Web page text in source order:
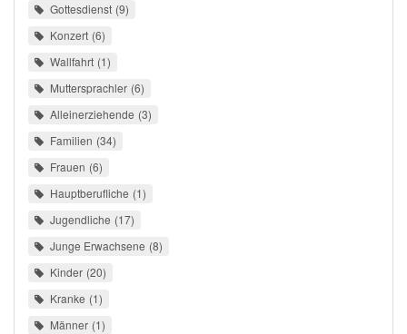
Gottesdienst 9
Konzert 6
Wallfahrt 1
Muttersprachler 6
Alleinerziehende 3
Familien 34
Frauen 6
Hauptberufliche 1
Jugendliche 17
Junge Erwachsene 8
Kinder 20
Kranke 1
Männer 1